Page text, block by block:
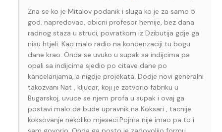
Zna se ko je Mitalov podanik i sluga ko je za samo 5
god. napredovao, obicni profesor hemije, bez dana
radnog staza u struci, povratkom iz Dzibutija gdje ga
nisu htjeli. Kao malo radio na kondenzaciji tu bogu
dane krao. Onda se uvuko u supak sa indijcima pa
opali sa indijcima sjedio po citave dane po
kancelarijama, a nigdje projekata. Dodje novi generalni
takozvani Nat , kljucar, koji je zatvorio fabriku u
Bugarskoj, uvuce se njem profa u supak i ovaj ga
postavi malo da bude upravnik na Koksari , tacnije
koksovanje nekoliko mjeseci.Pojma nije imao pa to i